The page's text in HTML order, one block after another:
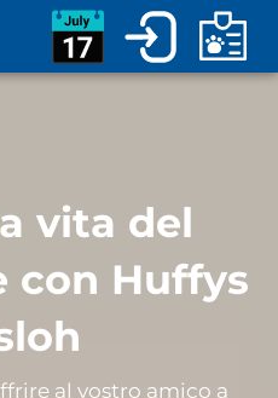
vita del
con Huffys
al vostro amico a